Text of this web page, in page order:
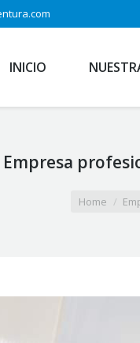
INICIO
Empresa
Home